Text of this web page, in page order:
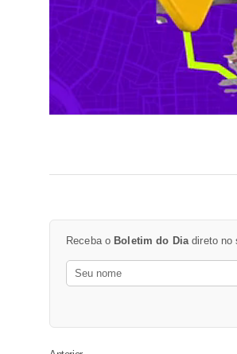
Receba o Boletim do Diadireto no